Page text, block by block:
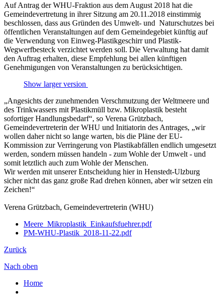
Auf Antrag der WHU-Fraktion aus dem August 2018 hat die
Gemeindevertretung in ihrer Sitzung am 20.11.2018 einstimmig
beschlossen, dass aus Gründen des Umwelt- und Naturschutzes bei
öffentlichen Veranstaltungen auf dem Gemeindegebiet künftig auf
die Verwendung von Einweg-Plastikgeschirr und Plastik-
Wegwerfbesteck verzichtet werden soll. Die Verwaltung hat damit
den Auftrag erhalten, diese Empfehlung bei allen künftigen
Genehmigungen von Veranstaltungen zu berücksichtigen.
Show larger version
„Angesichts der zunehmenden Verschmutzung der Weltmeere und
des Trinkwassers mit Plastikmüll bzw. Mikroplastik besteht
sofortiger Handlungsbedarf“, so Verena Grützbach,
Gemeindevertreterin der WHU und Initiatorin des Antrages, „wir
wollen daher nicht so lange warten, bis die Pläne der EU-
Kommission zur Verringerung von Plastikabfällen endlich umgesetzt
werden, sondern müssen handeln - zum Wohle der Umwelt - und
somit letztlich auch zum Wohle der Menschen.
Wir werden mit unserer Entscheidung hier in Henstedt-Ulzburg
sicher nicht das ganz große Rad drehen können, aber wir setzen ein
Zeichen!“
Verena Grützbach, Gemeindevertreterin (WHU)
Meere_Mikroplastik_Einkaufsfuehrer.pdf
PM-WHU-Plastik_2018-11-22.pdf
Zurück
Nach oben
Home